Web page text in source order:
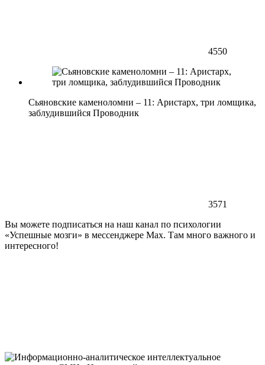
4550
Сьяновские каменоломни – 11: Аристарх, три ломщика,
заблудившийся Проводник
3571
Вы можете подписаться на наш канал по психологии
«Успешные мозги» в мессенджере Max. Там много важного и
интересного!